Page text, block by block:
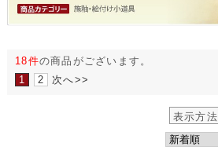
18件の商品がございます。
1
2 次へ>>
表示方法